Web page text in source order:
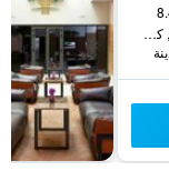
Put Trstenika 19, سبليت, كرواتيا